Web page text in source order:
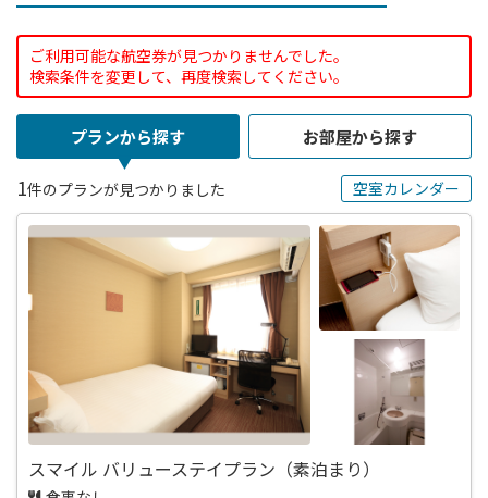
ご利用可能な航空券が見つかりませんでした。
検索条件を変更して、再度検索してください。
プランから探す お部屋から探す
1件のプランが見つかりました 空室カレンダー
スマイル バリューステイプラン（素泊まり）